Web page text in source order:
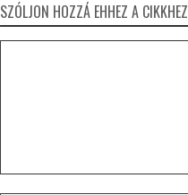
SZÓLJON HOZZÁ EHHEZ A CIKKHEZ